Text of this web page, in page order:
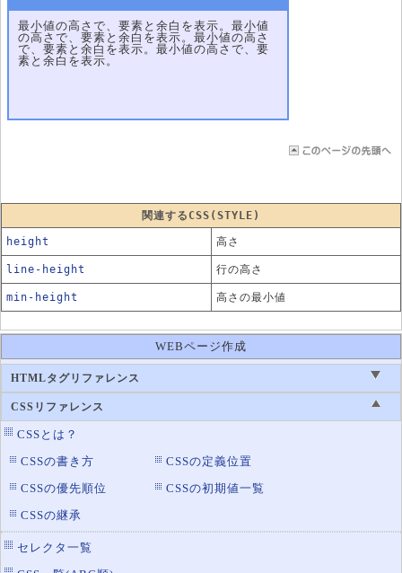
最小値の高さで、要素と余白を表示。最小値
の高さで、要素と余白を表示。最小値の高さ
で、要素と余白を表示。最小値の高さで、要
素と余白を表示。
関連するCSS(STYLE)
height 高さ
line-height 行の高さ
min-height 高さの最小値
WEBページ作成
HTMLタグリファレンス
CSSリファレンス
CSSとは？
CSSの書き方
CSSの定義位置
CSSの優先順位
CSSの初期値一覧
CSSの継承
セレクタ一覧